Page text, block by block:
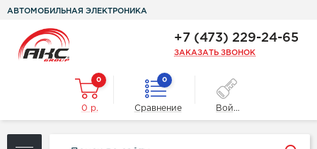
АВТОМОБИЛЬНАЯ ЭЛЕКТРОНИКА
+7 (473) 229-24-65
ЗАКАЗАТЬ ЗВОНОК
0
0 р.
0
Сравнение Войти